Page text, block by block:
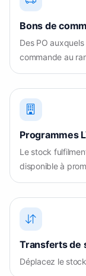
Bons de
Des PO
commande au
Programmes
Le stock
disponible à
Transferts de
Déplacez le